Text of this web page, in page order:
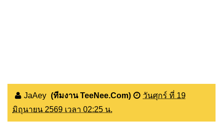
JaAey (ทีมงาน TeeNee.Com)
วันศุกร์ ที่ 19
มิถุนายน 2569 เวลา 02:25 น.